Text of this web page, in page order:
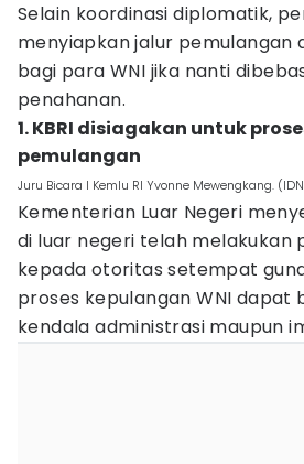
Selain koordinasi diplomatik,
menyiapkan jalur pemulangan
bagi para WNI jika nanti
penahanan.
1. KBRI disiagakan untuk
pemulangan
Juru Bicara I Kemlu RI Yvonne Mewengkang.
Kementerian Luar Negeri
di luar negeri telah melakukan
kepada otoritas setempat
proses kepulangan WNI dapat
kendala administrasi maupun